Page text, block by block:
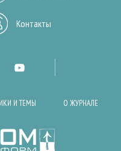
Контакты
И ТЕМЫ О ЖУРНАЛЕ